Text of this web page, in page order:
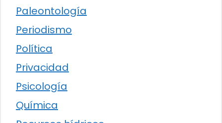
Paleontología
Periodismo
Política
Privacidad
Psicología
Química